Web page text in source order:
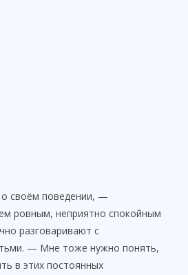
своём поведении, —
ровным, неприятно спокойным
разговаривают с
— Мне тоже нужно понять,
в этих постоянных